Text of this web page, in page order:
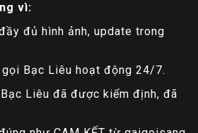
vì:
đủ hình ảnh, update trong
Bạc Liêu hoạt động 24/7.
Liêu đã được kiểm định, đã